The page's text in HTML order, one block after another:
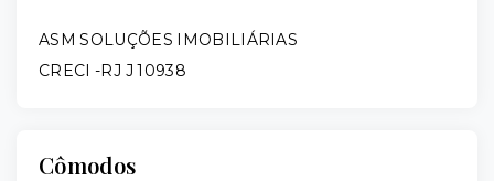
ASM SOLUÇÕES IMOBILIÁRIAS
CRECI -RJ J 10938
Cômodos